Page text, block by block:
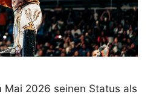
Mai 2026 seinen Status als